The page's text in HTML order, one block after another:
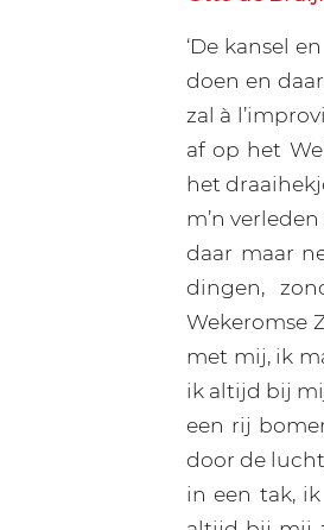
‘De kansel
doen en
zal à
af op het
het
m’n
daar maar
dingen,
Wekeromse
met mij, ik
ik altijd bij
een rij
door de
in een tak,